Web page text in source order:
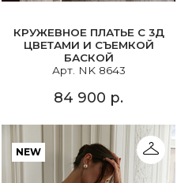
КРУЖЕВНОЕ ПЛАТЬЕ С 3Д
ЦВЕТАМИ И СЪЕМКОЙ
БАСКОЙ
Арт. NK 8643
84 900 р.
NEW